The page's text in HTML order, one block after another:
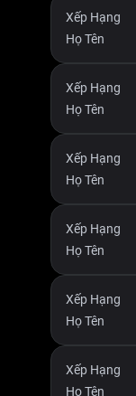
Xếp Hạng
Họ Tên
Xếp Hạng
Họ Tên
Xếp Hạng
Họ Tên
Xếp Hạng
Họ Tên
Xếp Hạng
Họ Tên
Xếp Hạng
Họ Tên